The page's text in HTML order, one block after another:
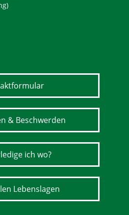
& Beschwerden
ich wo?
Lebenslagen